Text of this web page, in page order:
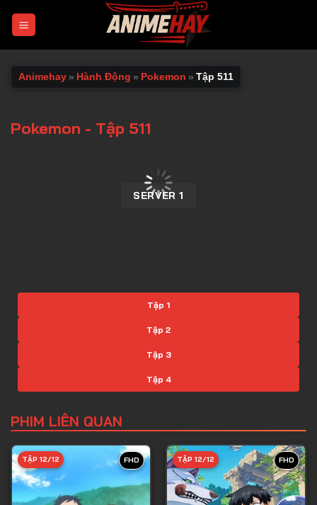
Animehay » Hành Động » Pokemon » Tập 511
Pokemon - Tập 511
SERVER 1
Tập 1
Tập 2
Tập 3
Tập 4
Tập 6
Tập 7
Tập 8
PHIM LIÊN QUAN
FHD
TẬP 12/12 FHD
TẬP 12/12